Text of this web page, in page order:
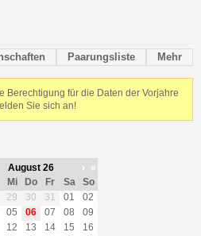
Paarungsliste Mehr
Berechtigung für die Daten der Vorjahre
Sie sich an!
August 26 ›
»
Mi Do Fr Sa
So
29 30 31 01
02
05 06 07 08
09
12 13 14 15
16